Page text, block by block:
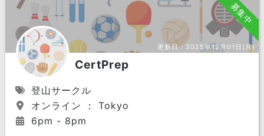
募集中
更新日： 2025年12月01日(月)
CertPrep
登山サークル
オンライン ： Tokyo
6pm - 8pm